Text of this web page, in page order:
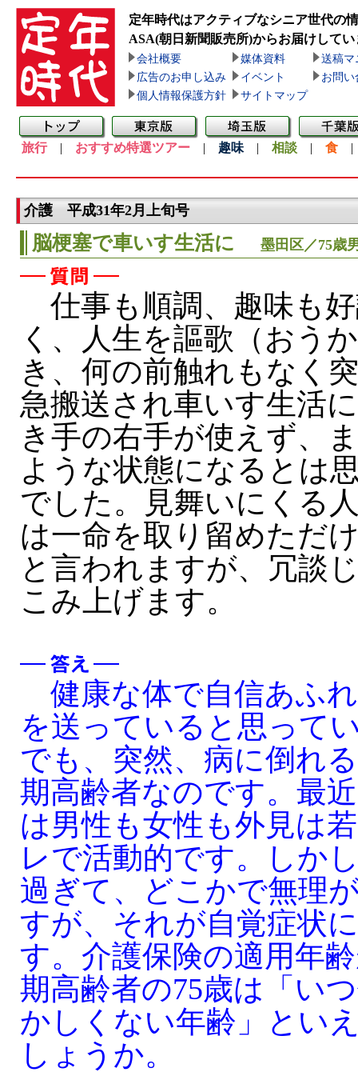
定年時代はアクティブなシニア世代の
ASA(朝日新聞販売所)からお届けしてい
会社概要 媒体資料
送稿マ
広告のお申し込み
イベント
お問い
個人情報保護方針
サイトマップ
旅行| おすすめ特選ツアー | 趣味 | 相談 | 食
介護 平成31年2月上旬号
脳梗塞で車いす生活に 墨田区／75歳
仕事も順調、趣味も
く、人生を謳歌（おう
き、何の前触れもなく
急搬送され車いす生活
き手の右手が使えず、
ような状態になるとは
でした。見舞いにくる
は一命を取り留めただ
と言われますが、冗談
こみ上げます。
健康な体で自信あふ
を送っていると思って
でも、突然、病に倒れ
期高齢者なのです。最
は男性も女性も外見は
レで活動的です。しか
過ぎて、どこかで無理
すが、それが自覚症状
す。介護保険の適用年
期高齢者の75歳は「い
かしくない年齢」とい
しょうか。